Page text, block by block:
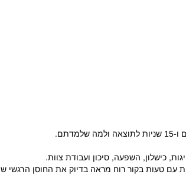
כישלון, השפעה, סיכון ועבודת צוות.
עם טעות בקור רוח מראה בדיוק את החוסן הרגשי